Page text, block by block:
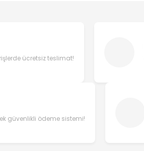
ücretsiz teslimat!
güvenlikli ödeme sistemi!